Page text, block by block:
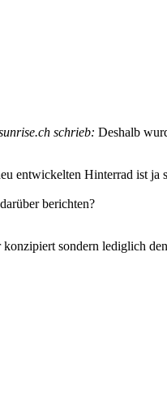
schrieb: Deshalb
entwickelten Hinterrad ist ja
berichten?
sondern lediglich